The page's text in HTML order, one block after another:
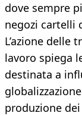
dove sempre
negozi cartelli
L’azione delle
lavoro spiega
destinata a
produzione